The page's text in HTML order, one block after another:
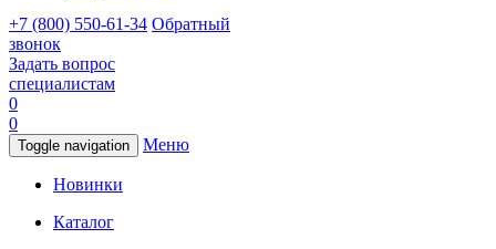
+7 (800) 550-61-34 Обратный
звонок
Задать вопрос
специалистам
0
0
Toggle navigation Меню
Новинки
Каталог